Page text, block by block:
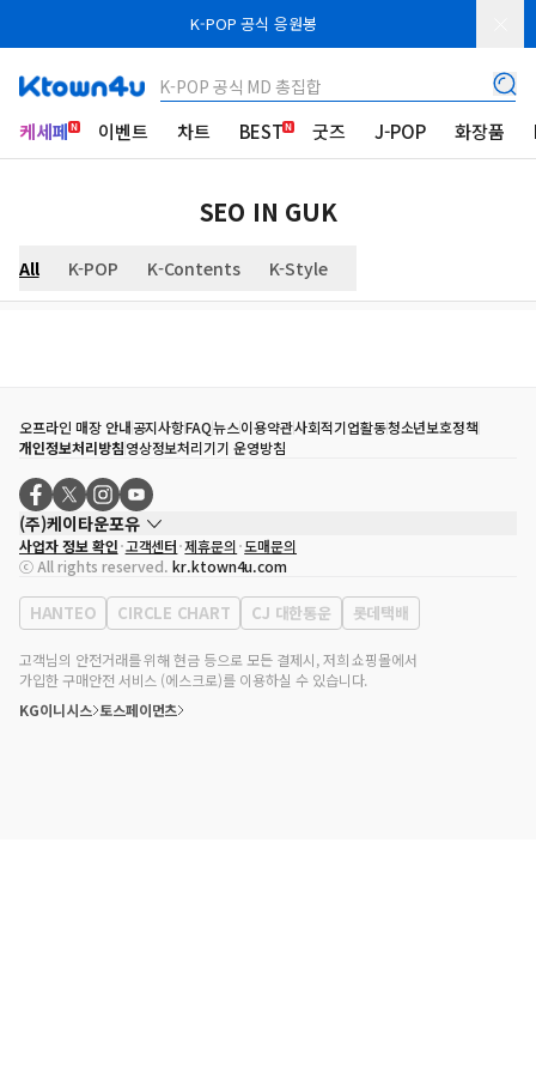
K-POP 공식 응원봉
K-POP 공식 MD 총집합
케세페 이벤트 차트 BEST 굿즈 J-POP 화장품
SEO IN GUK
All K-POP K-Contents K-Style
오프라인 매장 안내공지사항FAQ뉴스이용약관사회적기업활동청소년보호정책
개인정보처리방침영상정보처리기기 운영방침
(주)케이타운포유
대표자
송효민
사업자등록번호
120-87-71116
통신판매업 신고번호 제2011-서울강남-02223
대표전화
02-552-9855
사업자 정보 확인 고객센터 제휴문의 도매문의
ⓒ All rights reserved. kr.ktown4u.com
HANTEO CIRCLE CHART CJ 대한통운 롯데택배
고객님의 안전거래를 위해 현금 등으로 모든 결제시, 저희 쇼핑몰에서
가입한 구매안전 서비스 (에스크로)를 이용하실 수 있습니다.
KG이니시스 토스페이먼츠